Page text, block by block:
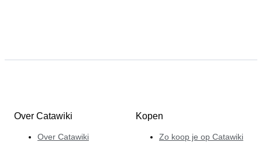
Over Catawiki
Over Catawiki
Kopen
Zo koop je op Catawiki